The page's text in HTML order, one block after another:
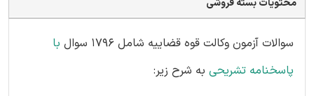
محتویات بسته فروشی
سوالات آزمون وکالت قوه قضاییه شامل 1796 سوال
با
پاسخنامه تشریحی به شرح زیر: